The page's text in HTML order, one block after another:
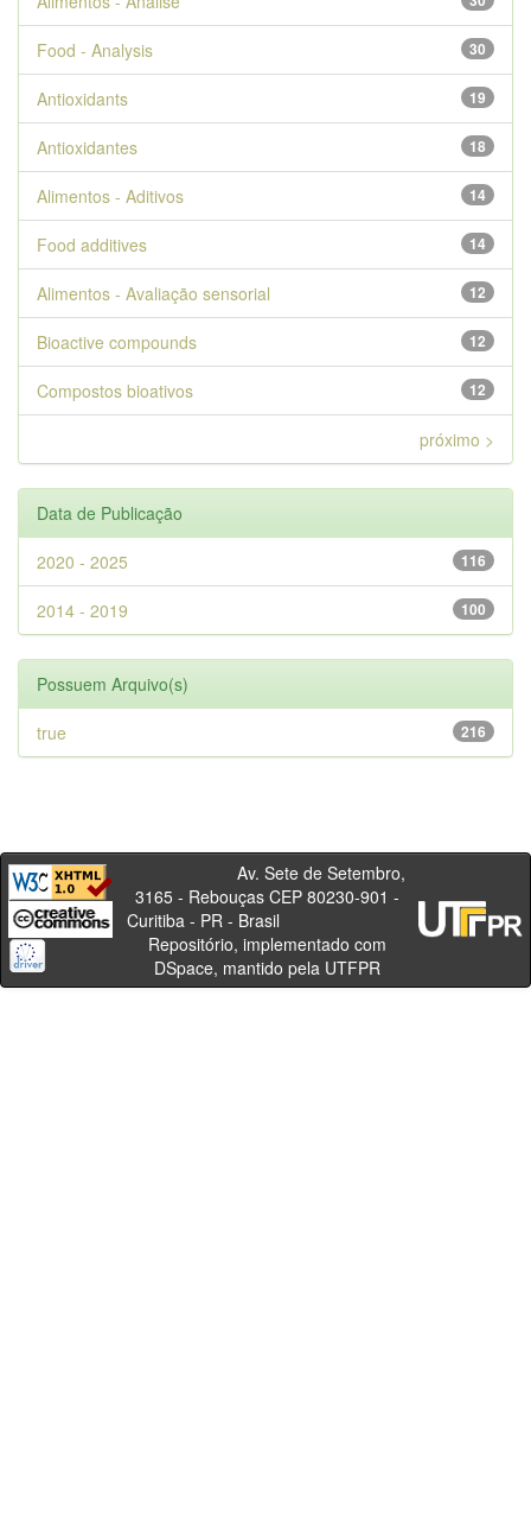
30
Food - Analysis
19
Antioxidants
18
Antioxidantes
14
Alimentos - Aditivos
14
Food additives
12
Alimentos - Avaliação sensorial
12
Bioactive compounds
12
Compostos bioativos
próximo >
Data de Publicação
116
2020 - 2025
100
2014 - 2019
Possuem Arquivo(s)
216
true
Av. Sete de Setembro,
3165 - Rebouças CEP 80230-901 -
Curitiba - PR - Brasil
Repositório, implementado com
DSpace, mantido pela UTFPR